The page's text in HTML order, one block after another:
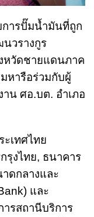
การปั๊มน้ำมันที่ถูก
นวรางกูร
หวัดชายแดนภาค
หารือร่วมกับผู้
น ศอ.บต. อำเภอ
เทศไทย
รุงไทย, ธนาคาร
ดกลางและ
และ
รสถานีบริการ